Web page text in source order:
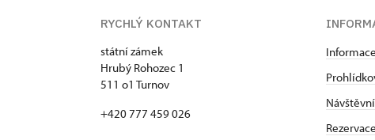
RYCHLÝ KONTAKT
státní zámek
Hrubý Rohozec 1
511 o1 Turnov
+420 777 459 026
Rezervace